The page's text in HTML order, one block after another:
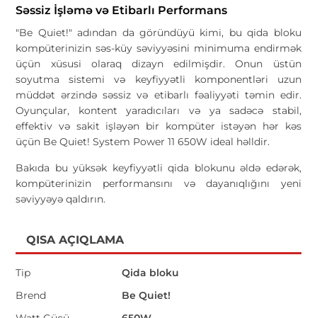
Səssiz İşləmə və Etibarlı Performans
"Be Quiet!" adından da göründüyü kimi, bu qida bloku
kompüterinizin səs-küy səviyyəsini minimuma endirmək
üçün xüsusi olaraq dizayn edilmişdir. Onun üstün
soyutma sistemi və keyfiyyətli komponentləri uzun
müddət ərzində səssiz və etibarlı fəaliyyəti təmin edir.
Oyunçular, kontent yaradıcıları və ya sadəcə stabil,
effektiv və sakit işləyən bir kompüter istəyən hər kəs
üçün Be Quiet! System Power 11 650W ideal həlldir.
Bakıda bu yüksək keyfiyyətli qida blokunu əldə edərək,
kompüterinizin performansını və dayanıqlığını yeni
səviyyəyə qaldırın.
QISA AÇIQLAMA
Tip
Qida bloku
Brend
Be Quiet!